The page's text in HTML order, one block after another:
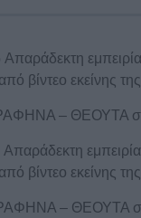
Απαράδεκτη
βίντεο εκείνης
– ΘΕΟΥΤΑ
Απαράδεκτη
βίντεο εκείνης
– ΘΕΟΥΤΑ